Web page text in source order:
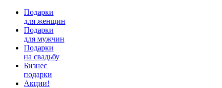
Подарки
для женщин
Подарки
для мужчин
Подарки
на свадьбу
Бизнес
подарки
Акции!